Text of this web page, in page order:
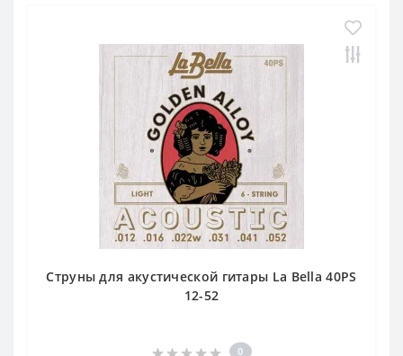
Струны для акустической гитары La Bella 40PS
12-52
0